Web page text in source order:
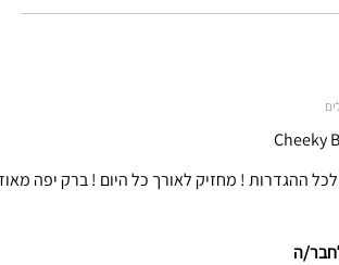
ההגדרות ! מחזיק לאורך כל היום ! ברק יפה
ה